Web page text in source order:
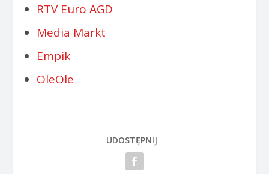
RTV Euro AGD
Media Markt
Empik
OleOle
UDOSTĘPNIJ